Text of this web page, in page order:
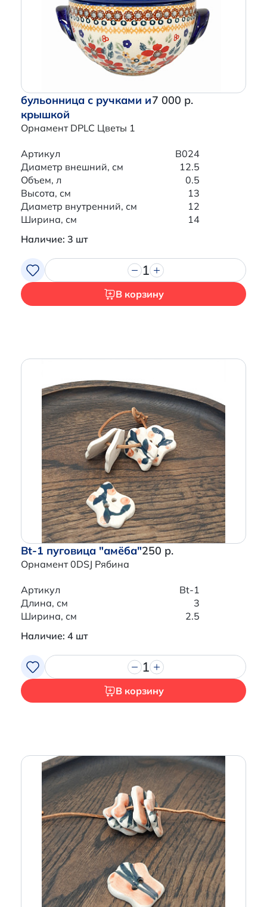
бульонница с ручками и
крышкой
Орнамент DPLC Цветы 1
7 000 р.
Артикул
B024
Диаметр внешний, см
12.5
Объем, л
0.5
Высота, см
13
Диаметр внутренний, см
12
Ширина, см
14
Наличие: 3 шт
1
В корзину
Bt-1 пуговица "амёба"
Орнамент 0DSJ Рябина
250 р.
Артикул
Bt-1
Длина, см
3
Ширина, см
2.5
Наличие: 4 шт
1
В корзину